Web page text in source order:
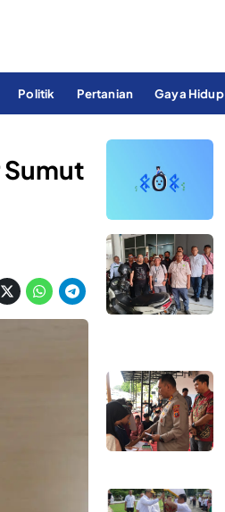
Politik Pertanian Gaya Hidup